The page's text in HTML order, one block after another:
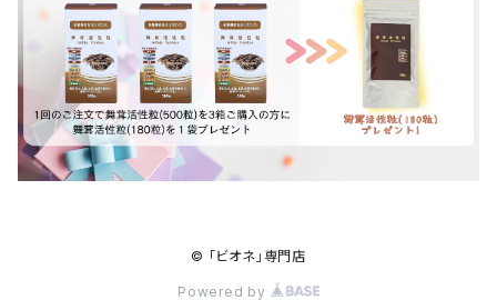
© 「ビオネ」専門店
Powered by